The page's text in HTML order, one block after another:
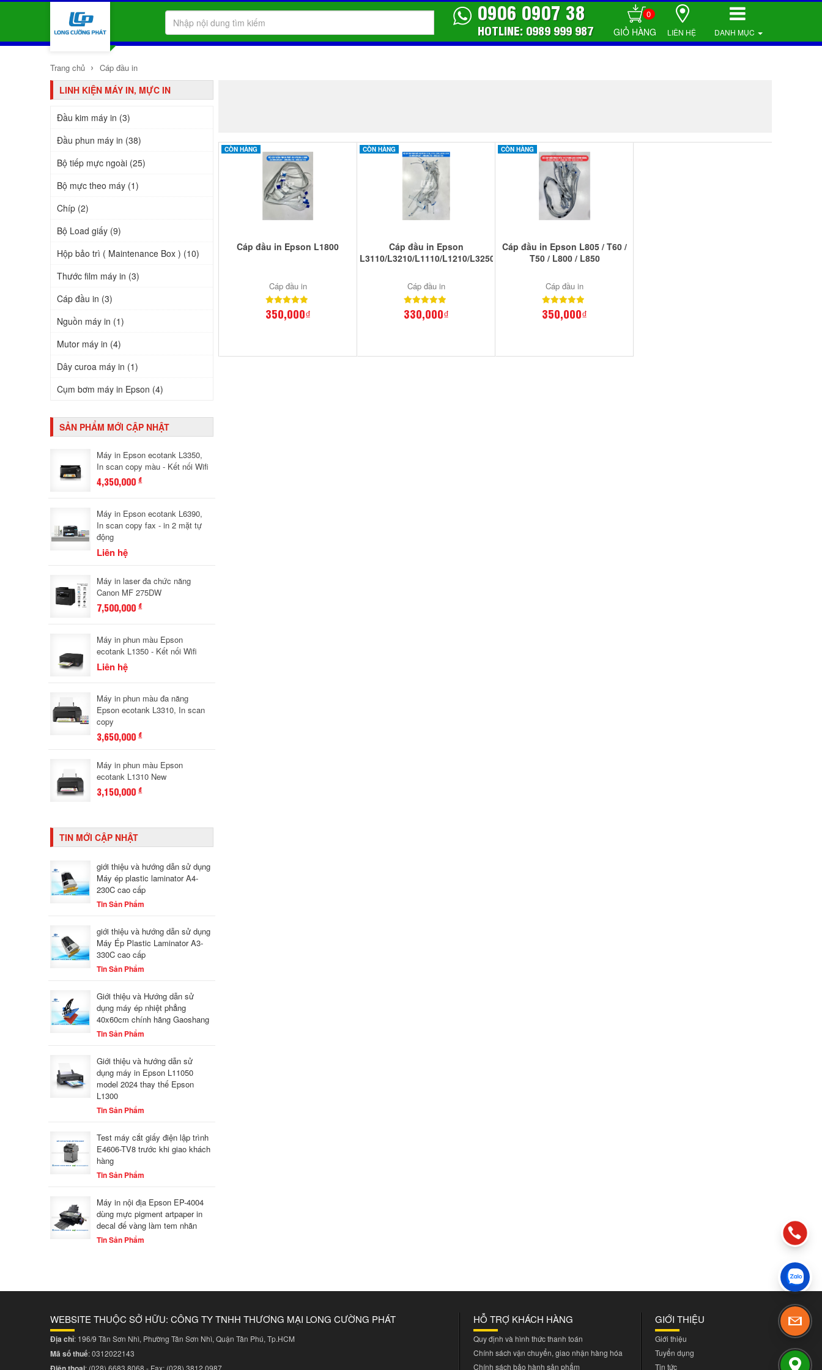
0
DANH MỤC
0906 0907 38
HOTLINE: 0989 999 987 LIÊN HỆ
Trang chủ › Cáp đầu in
CÒN HÀNG
Cáp đầu in Epson L1800
Cáp đầu in
350,000₫
CÒN HÀNG
Cáp đầu in Epson
L3110/L3210/L1110/L1210/L3250/L3150
Cáp đầu in
330,000₫
CÒN HÀNG
Cáp đầu in Epson L805 / T60 /
T50 / L800 / L850
Cáp đầu in
350,000₫
LINH KIỆN MÁY IN, MỰC IN
Đầu kim máy in (3)
Đầu phun máy in (38)
Bộ tiếp mực ngoài (25)
Bộ mực theo máy (1)
Chíp (2)
Bộ Load giấy (9)
Hộp bảo trì ( Maintenance Box ) (10)
Thước film máy in (3)
Cáp đầu in (3)
Nguồn máy in (1)
Mutor máy in (4)
Dây curoa máy in (1)
Cụm bơm máy in Epson (4)
SẢN PHẨM MỚI CẬP NHẬT
Máy in Epson ecotank L3350,
In scan copy màu - Kết nối Wifi
4,350,000đ
Máy in Epson ecotank L6390,
In scan copy fax - in 2 mặt tự
động
Liên hệ
Máy in laser đa chức năng
Canon MF 275DW
7,500,000đ
Máy in phun màu Epson
ecotank L1350 - Kết nối Wifi
Liên hệ
Máy in phun màu đa năng
Epson ecotank L3310, In scan
copy
3,650,000đ
Máy in phun màu Epson
ecotank L1310 New
3,150,000đ
TIN MỚI CẬP NHẬT
giới thiệu và hướng dẫn sử dụng
Máy ép plastic laminator A4-
230C cao cấp
Tin Sản Phẩm
giới thiệu và hướng dẫn sử dụng
Máy Ép Plastic Laminator A3-
330C cao cấp
Tin Sản Phẩm
Giới thiệu và Hướng dẫn sử
dụng máy ép nhiệt phẳng
40x60cm chính hãng Gaoshang
Tin Sản Phẩm
Giới thiệu và hướng dẫn sử
dụng máy in Epson L11050
model 2024 thay thế Epson
L1300
Tin Sản Phẩm
Test máy cắt giấy điện lập trình
E4606-TV8 trước khi giao khách
hàng
Tin Sản Phẩm
Máy in nội địa Epson EP-4004
dùng mực pigment artpaper in
decal đế vàng làm tem nhãn
Tin Sản Phẩm
WEBSITE THUỘC SỞ HỮU: CÔNG TY TNHH THƯƠNG MẠI LONG CƯỜNG PHÁT
Địa chỉ: 196/9 Tân Sơn Nhì, Phường Tân Sơn Nhì, Quận Tân Phú, Tp.HCM
Mã số thuế: 0312022143
: (028) 6683 8068 - Fax: (028) 3812 0987
HỖ TRỢ KHÁCH HÀNG
Quy định và hình thức thanh toán
Chính sách vận chuyển, giao nhận hàng hóa
Chính sách bảo hành sản phẩm
GIỚI THIỆU
Giới thiệu
Tuyển dụng
Tin tức